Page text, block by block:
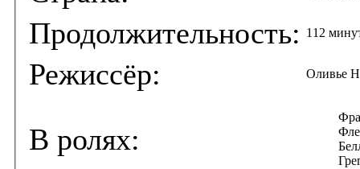
Продолжительность: 112
Режиссёр: Оливье
В ролях: